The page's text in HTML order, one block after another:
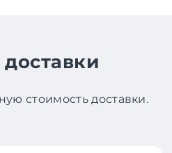
стоимость доставки.